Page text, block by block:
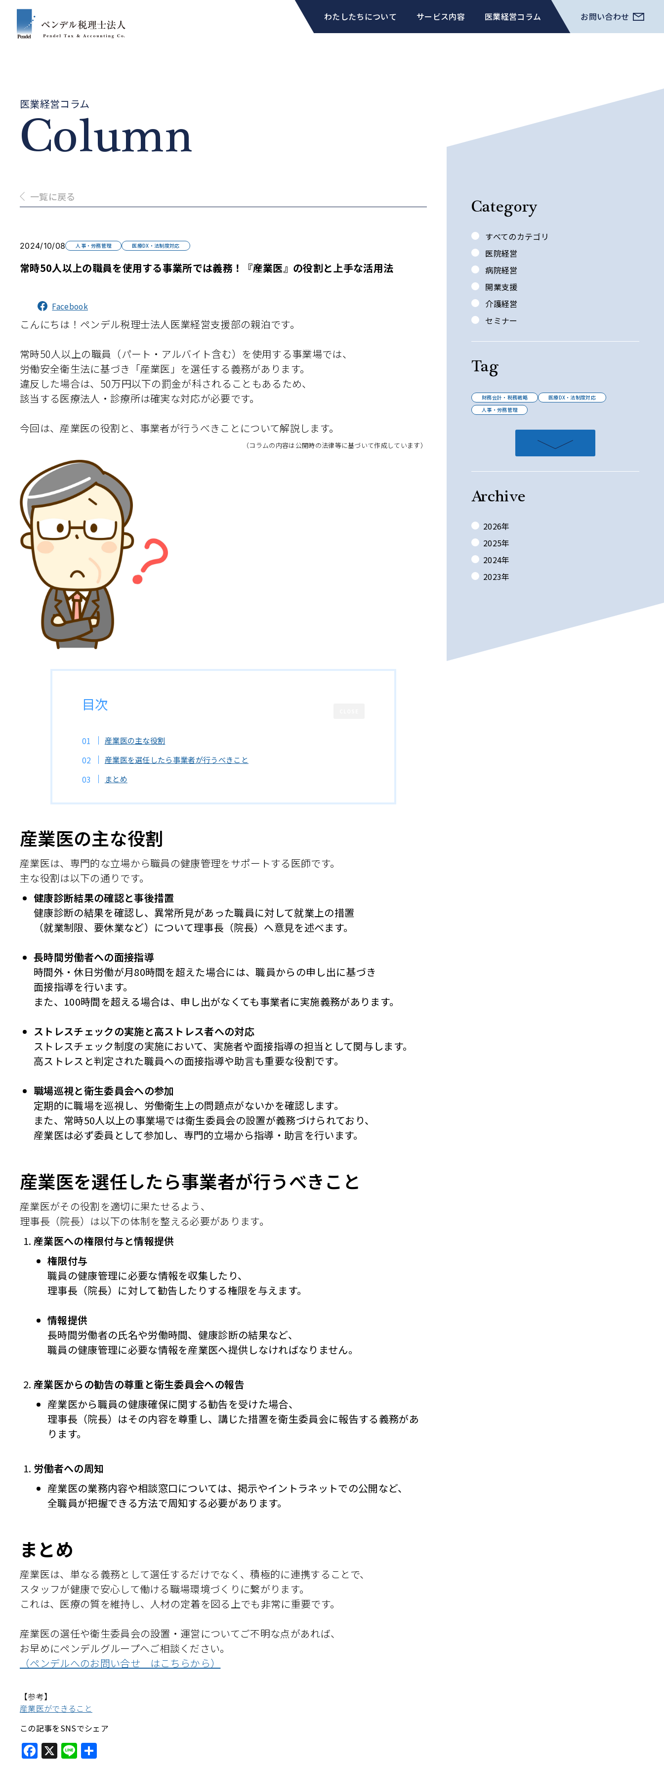
わたしたちについて サービス内容 医業経営コラム お問い合わせ
医業経営コラム
Column
一覧に戻る
2024/10/08 人事・労務管理 医療DX・法制度対応
常時50人以上の職員を使用する事業所では義務！『産業医』の役割と上手な活用法
Facebook
こんにちは！ペンデル税理士法人医業経営支援部の親泊です。
常時50人以上の職員（パート・アルバイト含む）を使用する事業場では、
労働安全衛生法に基づき「産業医」を選任する義務があります。
違反した場合は、50万円以下の罰金が科されることもあるため、
該当する医療法人・診療所は確実な対応が必要です。
今回は、産業医の役割と、事業者が行うべきことについて解説します。
（コラムの内容は公開時の法律等に基づいて作成しています）
目次
産業医の主な役割
産業医を選任したら事業者が行うべきこと
まとめ
産業医の主な役割
産業医は、専門的な立場から職員の健康管理をサポートする医師です。
主な役割は以下の通りです。
健康診断結果の確認と事後措置
健康診断の結果を確認し、異常所見があった職員に対して就業上の措置
（就業制限、要休業など）について理事長（院長）へ意見を述べます。
長時間労働者への面接指導
時間外・休日労働が月80時間を超えた場合には、職員からの申し出に基づき
面接指導を行います。
また、100時間を超える場合は、申し出がなくても事業者に実施義務があります。
ストレスチェックの実施と高ストレス者への対応
ストレスチェック制度の実施において、実施者や面接指導の担当として関与します。
高ストレスと判定された職員への面接指導や助言も重要な役割です。
職場巡視と衛生委員会への参加
定期的に職場を巡視し、労働衛生上の問題点がないかを確認します。
また、常時50人以上の事業場では衛生委員会の設置が義務づけられており、
産業医は必ず委員として参加し、専門的立場から指導・助言を行います。
産業医を選任したら事業者が行うべきこと
産業医がその役割を適切に果たせるよう、
理事長（院長）は以下の体制を整える必要があります。
産業医への権限付与と情報提供
権限付与
職員の健康管理に必要な情報を収集したり、
理事長（院長）に対して勧告したりする権限を与えます。
情報提供
長時間労働者の氏名や労働時間、健康診断の結果など、
職員の健康管理に必要な情報を産業医へ提供しなければなりません。
産業医からの勧告の尊重と衛生委員会への報告
産業医から職員の健康確保に関する勧告を受けた場合、
理事長（院長）はその内容を尊重し、講じた措置を衛生委員会に報告する義務があ
ります。
労働者への周知
産業医の業務内容や相談窓口については、掲示やイントラネットでの公開など、
全職員が把握できる方法で周知する必要があります。
まとめ
産業医は、単なる義務として選任するだけでなく、積極的に連携することで、
スタッフが健康で安心して働ける職場環境づくりに繋がります。
これは、医療の質を維持し、人材の定着を図る上でも非常に重要です。
産業医の選任や衛生委員会の設置・運営についてご不明な点があれば、
お早めにペンデルグループへご相談ください。
（ペンデルへのお問い合せ はこちらから）
【参考】
産業医ができること
この記事をSNSでシェア
Facebook
X Line
Category
すべてのカテゴリ
医院経営
病院経営
開業支援
介護経営
セミナー
Tag
財務会計・税務戦略
医療DX・法制度対応
人事・労務管理
Archive
2026年
2025年
2024年
2023年